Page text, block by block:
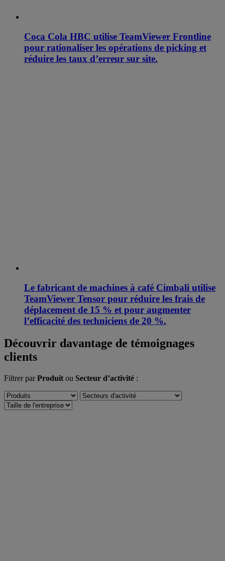
Coca Cola HBC utilise TeamViewer Frontline
pour rationaliser les opérations de picking et
réduire les taux d’erreur sur site.
Le fabricant de machines à café Cimbali utilise
TeamViewer Tensor pour réduire les frais de
déplacement de 15 % et pour augmenter
l’efficacité des techniciens de 20 %.
Découvrir davantage de témoignages
clients
Filtrer parProduit ou Secteur d’activité :